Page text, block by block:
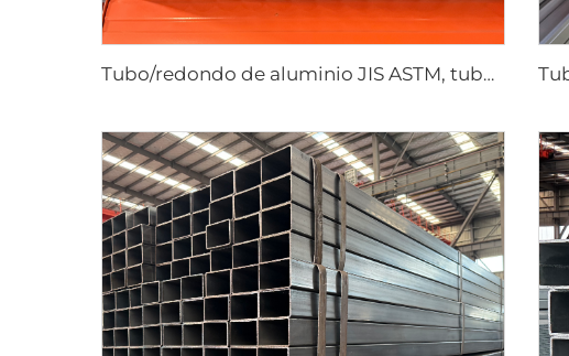
Tubo/redondo de aluminio JIS ASTM, tubo sin costura